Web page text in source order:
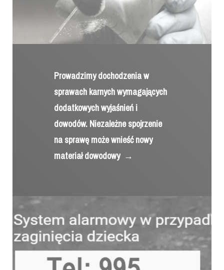
Prowadzimy dochodzenia w
sprawach karnych wymagających
dodatkowych wyjaśnień i
dowodów. Niezależne spojrzenie
na sprawę może wnieść nowy
materiał dowodowy →